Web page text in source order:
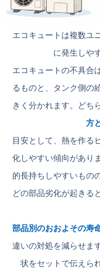
エコキュートは複数ユ
に発生しや
エコキュートの不具合
るものと、タンク側の
きく分かれます。どち
方
目安として、熱を作る
化しやすい傾向があり
的長持ちしやすいもの
どの部品劣化が起きる
部品別のおおよその寿
違いの対処を減らせま
状をセットで伝えら